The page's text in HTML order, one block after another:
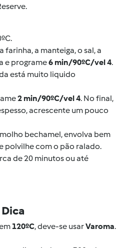
a manteiga, o sal, a
e programe6 min/90ºC/vel 4.
está muito liquido
2 min/90ºC/vel 4. No final,
acrescente um pouco
bechamel, envolva bem
polvilhe com o pão ralado.
de 20 minutos ou até
Dica
120ºC, deve-se usarVaroma.